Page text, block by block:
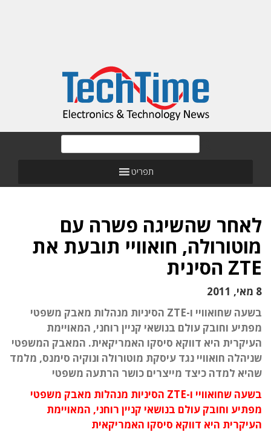
תפריט
לאחר שהשיגה פשרה עם
מוטורולה, חואוויי תובעת את
ZTE הסינית
8 מאי, 2011
בשעה שחואוויי ו-ZTE הסיניות מנהלות מאבק משפטי
מפתיע וחובק עולם בנושאי קניין רוחני, המאויימת
העיקרית היא דווקא סיסקו האמריקאית. המאבק המשפטי
שניהלה חואוויי נגד עיסקת מוטורולה ונוקיה סימנס, מלמד
שהיא למדה כיצד מייצרים כושר הרתעה משפטי
בשעה שחואוויי ו-ZTE הסיניות מנהלות מאבק משפטי
מפתיע וחובק עולם בנושאי קניין רוחני, המאויימת
העיקרית היא דווקא סיסקו האמריקאית